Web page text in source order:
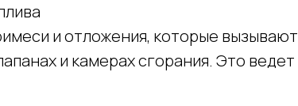
и отложения, которые вызывают
и камерах сгорания. Это ведет